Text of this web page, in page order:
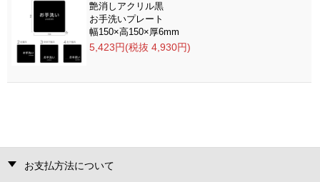
艶消しアクリル黒
お手洗いプレート
幅150×高150×厚6mm
5,423円(税抜 4,930円)
お支払方法について